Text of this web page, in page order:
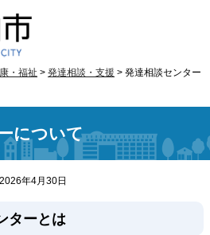
・福祉 > 発達相談・支援 > 発達相談センター
について
年4月30日
ターとは